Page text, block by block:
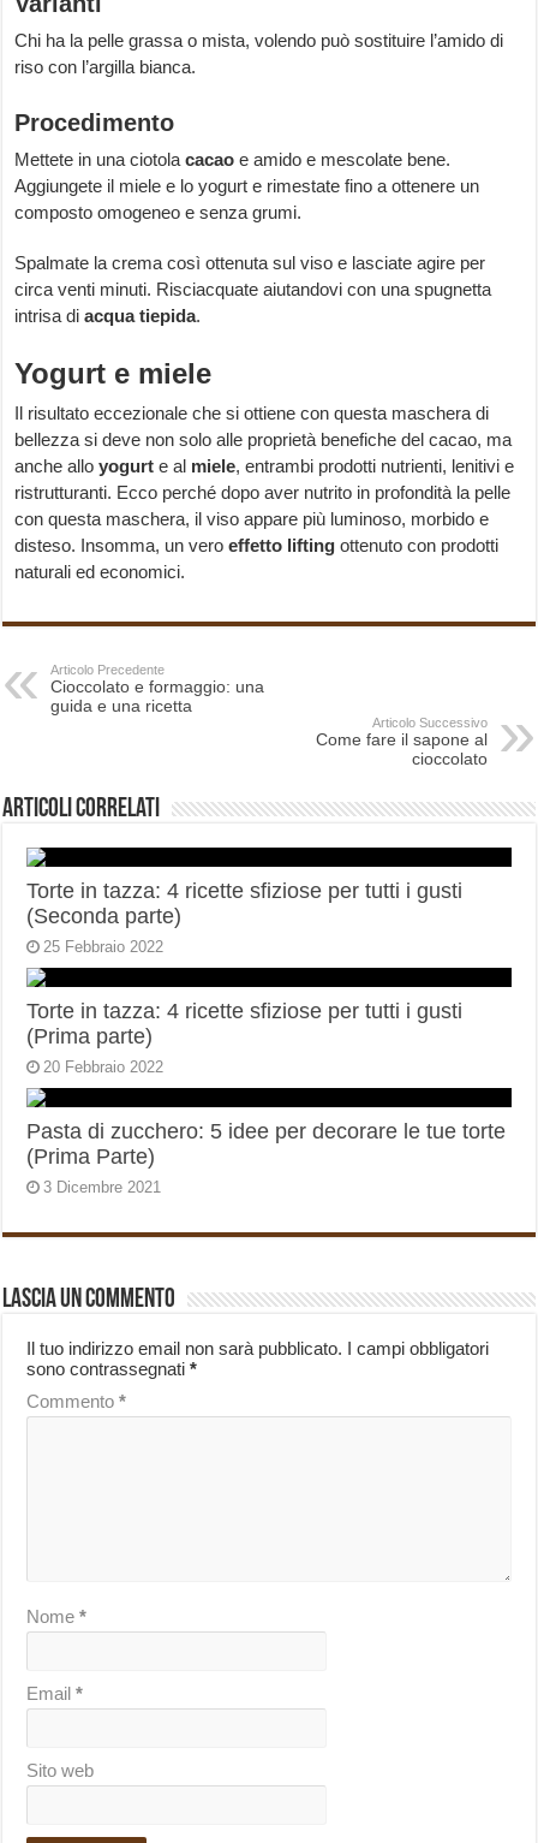
Chi ha la pelle grassa o mista, volendo può sostituire l’amido di
riso con l’argilla bianca.
Procedimento
Mettete in una ciotolacacao e amido e mescolate bene.
Aggiungete il miele e lo yogurt e rimestate fino a ottenere un
composto omogeneo e senza grumi.
Spalmate la crema così ottenuta sul viso e lasciate agire per
circa venti minuti. Risciacquate aiutandovi con una spugnetta
intrisa diacqua tiepida.
Yogurt e miele
Il risultato eccezionale che si ottiene con questa maschera di
bellezza si deve non solo alle proprietà benefiche del cacao, ma
anche alloyogurt e al miele, entrambi prodotti nutrienti, lenitivi e
ristrutturanti. Ecco perché dopo aver nutrito in profondità la pelle
con questa maschera, il viso appare più luminoso, morbido e
disteso. Insomma, un veroeffetto lifting ottenuto con prodotti
naturali ed economici.
Articolo Precedente
Cioccolato e formaggio: una
guida e una ricetta
Articolo Successivo
Come fare il sapone al
cioccolato
Articoli correlati
Torte in tazza: 4 ricette sfiziose per tutti i gusti
(Seconda parte)
25 Febbraio 2022
Torte in tazza: 4 ricette sfiziose per tutti i gusti
(Prima parte)
20 Febbraio 2022
Pasta di zucchero: 5 idee per decorare le tue torte
(Prima Parte)
3 Dicembre 2021
Lascia un commento
Il tuo indirizzo email non sarà pubblicato. I campi obbligatori
sono contrassegnati*
Commento*
Nome*
Email*
Sito web